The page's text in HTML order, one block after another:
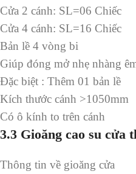
Cửa 2 cánh: SL=06 Chiếc
Cửa 4 cánh: SL=16 Chiếc
Bản lề 4 vòng bi
Giúp đóng mở nhẹ nhàng
Đặc biệt : Thêm 01 bản lề
Kích thước cánh >1050mm
Có ô kính to trên cánh
3.3 Gioăng cao su cửa
Thông tin về gioăng cửa